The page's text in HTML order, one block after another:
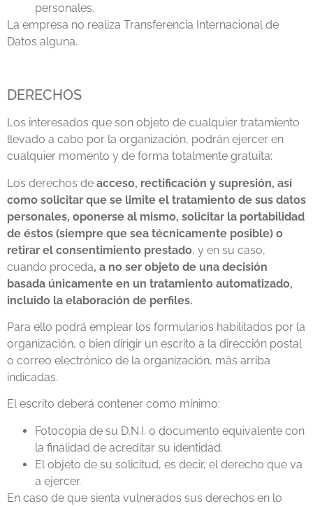
personales.
La empresa no realiza Transferencia Internacional de
Datos alguna.
DERECHOS
Los interesados que son objeto de cualquier tratamiento
llevado a cabo por la organización, podrán ejercer en
cualquier momento y de forma totalmente gratuita:
Los derechos de acceso, rectificación y supresión, así
como solicitar que se limite el tratamiento de sus datos
personales, oponerse al mismo, solicitar la portabilidad
de éstos (siempre que sea técnicamente posible) o
retirar el consentimiento prestado, y en su caso,
cuando proceda, a no ser objeto de una decisión
basada únicamente en un tratamiento automatizado,
incluido la elaboración de perfiles.
Para ello podrá emplear los formularios habilitados por la
organización, o bien dirigir un escrito a la dirección postal
o correo electrónico de la organización, más arriba
indicadas.
El escrito deberá contener como mínimo:
Fotocopia de su D.N.I. o documento equivalente con
la finalidad de acreditar su identidad.
El objeto de su solicitud, es decir, el derecho que va
a ejercer.
En caso de que sienta vulnerados sus derechos en lo